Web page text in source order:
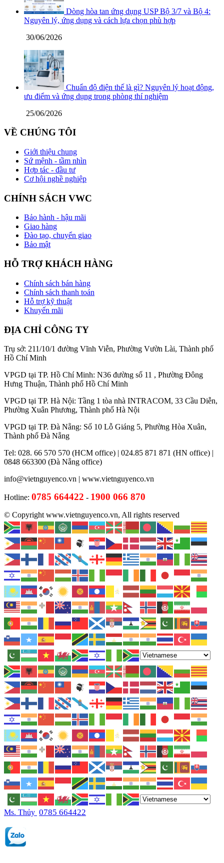
Dòng hòa tan ứng dụng USP Bộ 3/7 và Bộ 4:
Nguyên lý, ứng dụng và cách lựa chọn phù hợp
30/06/2026
Chuẩn độ điện thế là gì? Nguyên lý hoạt động,
ưu điểm và ứng dụng trong phòng thí nghiệm
25/06/2026
VỀ CHÚNG TÔI
Giới thiệu chung
Sứ mệnh - tầm nhìn
Hợp tác - đầu tư
Cơ hội nghề nghiệp
CHÍNH SÁCH VWC
Bảo hành - hậu mãi
Giao hàng
Đào tạo, chuyển giao
Bảo mật
HỖ TRỢ KHÁCH HÀNG
Chính sách bán hàng
Chính sách thanh toán
Hỗ trợ kỹ thuật
Khuyến mãi
ĐỊA CHỈ CÔNG TY
Trụ sở: 211/10/1 đường Vĩnh Viễn, Phường Vườn Lài, Thành phố
Hồ Chí Minh
VPGD tại TP. Hồ Chí Minh: N36 đường số 11 , Phường Đông
Hưng Thuận, Thành phố Hồ Chí Minh
VPGD tại TP. Hà Nội: Tầng 1 tòa nhà INTRACOM, 33 Cầu Diễn,
Phường Xuân Phương, Thành phố Hà Nội
VPGD tại TP. Đà Nẵng: Số 10 Lỗ Giáng 5, Phường Hòa Xuân,
Thành phố Đà Nẵng
Tel: 028. 66 570 570 (HCM office) | 024.85 871 871 (HN office) |
0848 663300 (Đà Nẵng office)
info@vietnguyenco.vn | www.vietnguyenco.vn
Hotline: 0785 664422 - 1900 066 870
© Copyright www.vietnguyenco.vn, All rights reserved
Ms. Thủy 0785 664422